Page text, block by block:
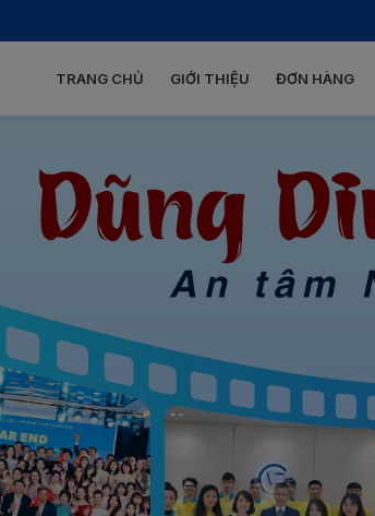
TRANG CHỦ GIỚI THIỆU ĐƠN HÀNG